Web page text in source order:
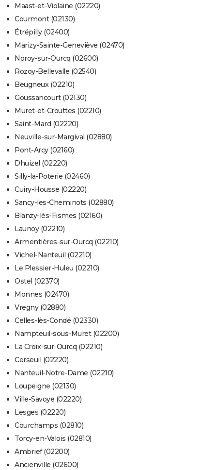
Maast-et-Violaine (02220)
Courmont (02130)
Étrépilly (02400)
Marizy-Sainte-Geneviève (02470)
Noroy-sur-Ourcq (02600)
Rozoy-Bellevalle (02540)
Beugneux (02210)
Goussancourt (02130)
Muret-et-Crouttes (02210)
Saint-Mard (02220)
Neuville-sur-Margival (02880)
Pont-Arcy (02160)
Dhuizel (02220)
Silly-la-Poterie (02460)
Cuiry-Housse (02220)
Sancy-les-Cheminots (02880)
Blanzy-lès-Fismes (02160)
Launoy (02210)
Armentières-sur-Ourcq (02210)
Vichel-Nanteuil (02210)
Le Plessier-Huleu (02210)
Ostel (02370)
Monnes (02470)
Vregny (02880)
Celles-lès-Condé (02330)
Nampteuil-sous-Muret (02200)
La Croix-sur-Ourcq (02210)
Cerseuil (02220)
Nanteuil-Notre-Dame (02210)
Loupeigne (02130)
Ville-Savoye (02220)
Lesges (02220)
Courchamps (02810)
Torcy-en-Valois (02810)
Ambrief (02200)
Ancienville (02600)